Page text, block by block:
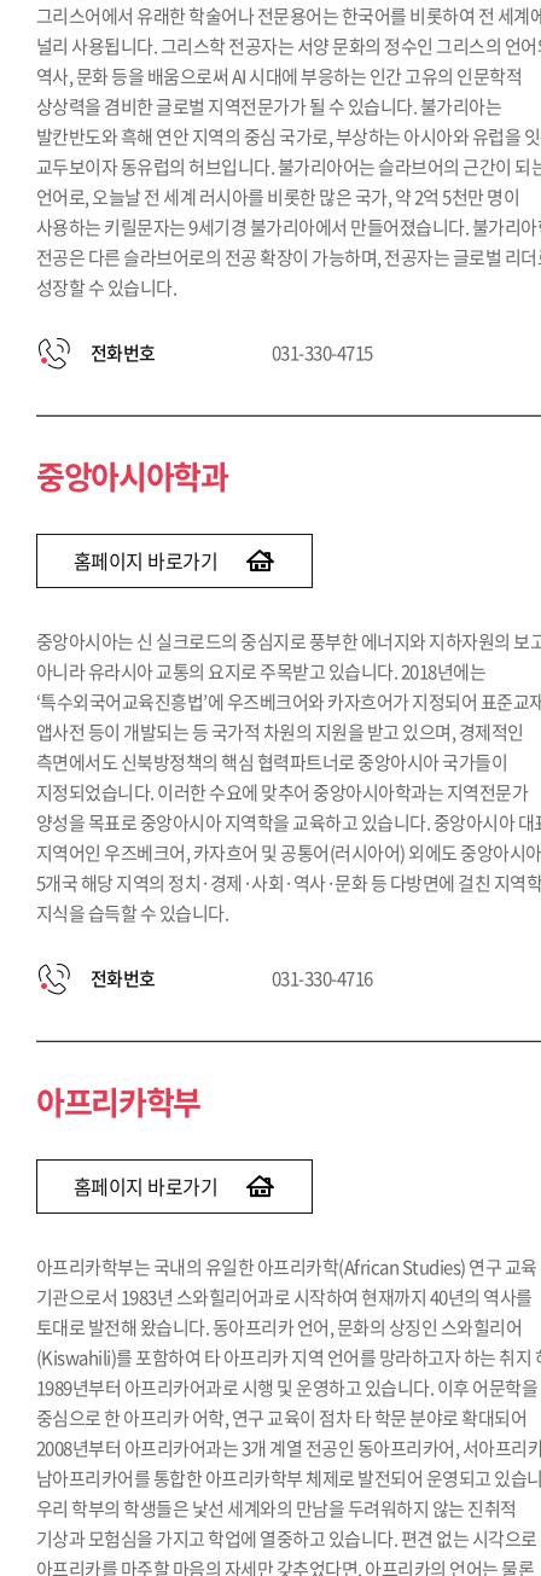
그리스어에서 유래한 학술어나 전문용어는 한국어를 비롯하여 전 세계
널리 사용됩니다. 그리스학 전공자는 서양 문화의 정수인 그리스의 언
역사, 문화 등을 배움으로써 AI 시대에 부응하는 인간 고유의 인문학적
상상력을 겸비한 글로벌 지역전문가가 될 수 있습니다. 불가리아는
발칸반도와 흑해 연안 지역의 중심 국가로, 부상하는 아시아와 유럽을
교두보이자 동유럽의 허브입니다. 불가리아어는 슬라브어의 근간이 되
언어로, 오늘날 전 세계 러시아를 비롯한 많은 국가, 약 2억 5천만 명이
사용하는 키릴문자는 9세기경 불가리아에서 만들어졌습니다. 불가리
전공은 다른 슬라브어로의 전공 확장이 가능하며, 전공자는 글로벌 리
성장할 수 있습니다.
전화번호 031-330-4715
중앙아시아학과
홈페이지 바로가기
중앙아시아는 신 실크로드의 중심지로 풍부한 에너지와 지하자원의 보
아니라 유라시아 교통의 요지로 주목받고 있습니다. 2018년에는
‘특수외국어교육진흥법’에 우즈베크어와 카자흐어가 지정되어 표준교
앱사전 등이 개발되는 등 국가적 차원의 지원을 받고 있으며, 경제적인
측면에서도 신북방정책의 핵심 협력파트너로 중앙아시아 국가들이
지정되었습니다. 이러한 수요에 맞추어 중앙아시아학과는 지역전문가
양성을 목표로 중앙아시아 지역학을 교육하고 있습니다. 중앙아시아 대
지역어인 우즈베크어, 카자흐어 및 공통어(러시아어) 외에도 중앙아시아
5개국 해당 지역의 정치·경제·사회·역사·문화 등 다방면에 걸친 지역
지식을 습득할 수 있습니다.
전화번호 031-330-4716
아프리카학부
홈페이지 바로가기
아프리카학부는 국내의 유일한 아프리카학(African Studies) 연구 교육
기관으로서 1983년 스와힐리어과로 시작하여 현재까지 40년의 역사를
토대로 발전해 왔습니다. 동아프리카 언어, 문화의 상징인 스와힐리어
(Kiswahili)를 포함하여 타 아프리카 지역 언어를 망라하고자 하는 취지
1989년부터 아프리카어과로 시행 및 운영하고 있습니다. 이후 어문학을
중심으로 한 아프리카 어학, 연구 교육이 점차 타 학문 분야로 확대되어
2008년부터 아프리카어과는 3개 계열 전공인 동아프리카어, 서아프리
남아프리카어를 통합한 아프리카학부 체제로 발전되어 운영되고 있습
우리 학부의 학생들은 낯선 세계와의 만남을 두려워하지 않는 진취적
기상과 모험심을 가지고 학업에 열중하고 있습니다. 편견 없는 시각으로
아프리카를 마주할 마음의 자세만 갖추었다면, 아프리카의 언어는 물론